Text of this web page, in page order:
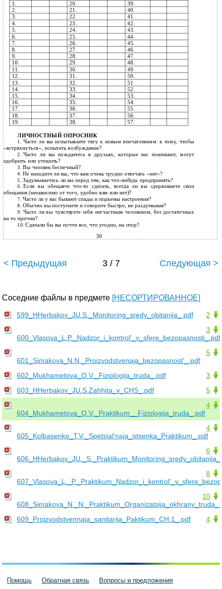
1. 20.
39.
2.
21. 40.
3. 22. 41.
4. 23. 42.
5. 24. 43.
6. 25.
44.
7.
26.
45.
8.
27.
46.
9.
28. 47.
10. 29. 48.
11. 30. 49.
12. 31. 50.
13. 32.
51
14.
33.
52.
15.
34.
53.
16.
35. 54.
17. 36. 55.
18. 37. 56.
19. 38. 57.
ЛИЧНОСТНЫЙ ОПРОСНИК
1. Часто ли вы испытываете тягу к новым впечатлениям: к тому, чтобы
«встряхнуться», испытать возбуждение?
2. Часто ли вы нуждаетесь в друзьях, которые вас понимают, могут
одобрить или утешить?
3. Вы человек беспечный?
4. Не находите ли вы, что вам очень трудно отвечать «нет»?
5. Задумываетесь ли вы перед тем, какчто-нибудь предпринять?
6. Если вы обещаетечто-то сделать, всегда ли вы сдерживаете свои
обещания (независимо от того, удобно вам или нет)?
7. Часто ли у вас бывают спады и подъемы настроения?
8. Обычно вы поступаете и говорите быстро, не раздумывая?
9. Часто ли вы чувствуете себя несчастным человеком, без достаточных
на то причин?
10. Сделали бы вы почти все, что угодно, на спор?
30
< Предыдущая 3 / 7 Следующая >
Соседние файлы в предмете [НЕСОРТИРОВАННОЕ]
2
599_HHerbakov_JU.S._Monitoring_sredy_obitanija_.pdf
3
600_Vlasova_L.P._Nadzor_i_kontrol'_v_sfere_bezopasnosti_.pdf
5
601_Simakova_N.N._Proizvodstvenaja_bezopasnost'_.pdf
3
602_Mukhametova_O.V._Fiziologija_truda_.pdf
5
603_HHerbakov_JU.S.Zahhita_v_CHS_.pdf
4
604_Mukhametova_O.V._Praktikum__Fiziologija_truda_.pdf
4
605_Kolbasenko_T.V._Spetsial'naja_otsenka_Praktikum_.pdf
6
8
10
4
609_Proizvodstvennaja_sanitarija_Paktikum_CH.1_.pdf
Помощь Обратная связь Вопросы и предложения